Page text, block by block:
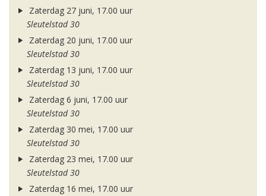
Zaterdag 27 juni, 17.00 uur
Sleutelstad 30
Zaterdag 20 juni, 17.00 uur
Sleutelstad 30
Zaterdag 13 juni, 17.00 uur
Sleutelstad 30
Zaterdag 6 juni, 17.00 uur
Sleutelstad 30
Zaterdag 30 mei, 17.00 uur
Sleutelstad 30
Zaterdag 23 mei, 17.00 uur
Sleutelstad 30
Zaterdag 16 mei, 17.00 uur